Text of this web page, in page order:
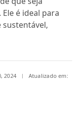
é ideal para
sustentável,
2024
Atualizado em: